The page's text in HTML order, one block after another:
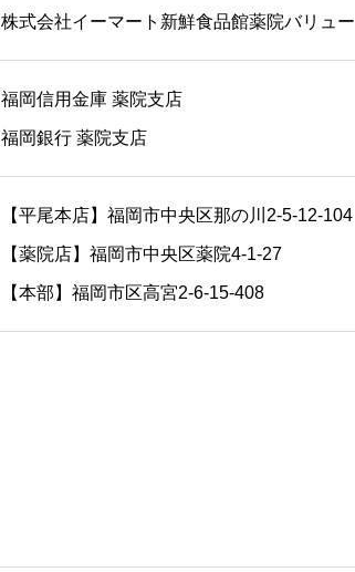
株式会社イーマート新鮮食品館薬院バリュー
福岡信用金庫 薬院支店
福岡銀行 薬院支店
【平尾本店】福岡市中央区那の川2-5-12-104
【薬院店】福岡市中央区薬院4-1-27
【本部】福岡市区高宮2-6-15-408